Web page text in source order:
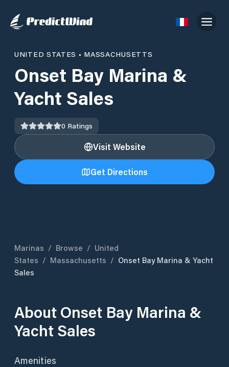
UNITED STATES • MASSACHUSETTS
Onset Bay Marina &
Yacht Sales
0 Ratings
Visit Website
Get Directions
Marinas / Browse / United
States / Massachusetts / Onset Bay Marina & Yacht
Sales
About Onset Bay Marina &
Yacht Sales
Amenities